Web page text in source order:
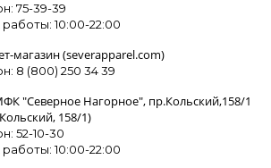
75-39-39
10:00-22:00
магазин (severapparel.com)
8 (800) 250 34 39
"Северное Нагорное", пр.Кольский,158/1
158/1)
52-10-30
10:00-22:00